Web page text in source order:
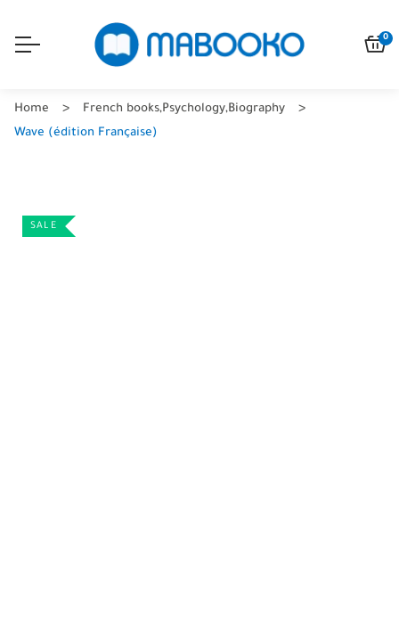
0
Home French books,Psychology,Biography
Wave (édition Française)
SALE